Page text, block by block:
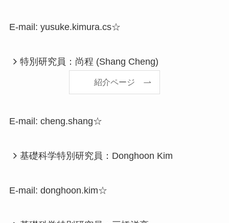
E-mail: yusuke.kimura.cs☆
特別研究員：尚程 (Shang Cheng)
紹介ページ
E-mail: cheng.shang☆
基礎科学特別研究員：Donghoon Kim
E-mail: donghoon.kim☆